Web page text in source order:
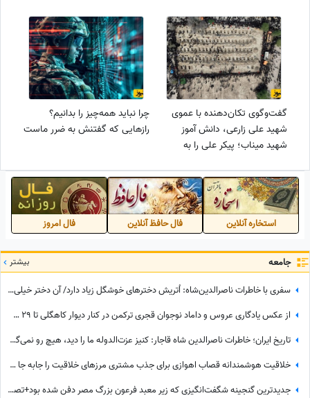
گفت‌وگوی تکان‌دهنده با عموی
شهید علی زارعی، دانش آموز
شهید میناب؛ پیکر علی را به
چرا نباید همه‌چیز را بدانیم؟
رازهایی که گفتنش به ضرر ماست
استخاره آنلاین فال حافظ آنلاین فال امروز
جامعه بیشتر
سفری با خاطرات ناصرالدین‌شاه: اُتریش دخترهای خوشگل زیاد دارد/ آن دختر خیلی‌ خوشگل‌تر وقتی به من دسته گل داد، مات و مبهوت شدم، نتوانستم راه بروم مردم ملتفت شدند، خندیدند!
از عکس یادگاری عروس و داماد نوجوان قجری ترکمن در کنار دیوار کاهگلی تا 29 سالگی مونیکا بلوچی با شال سفید پردار
تاریخ ایران؛ خاطرات ناصرالدین شاه قاجار: کنیز عزت‌الدوله ما را دید، هیچ رو نمی‌گرفت، بسیار خجالت کشیدیم و...
خلاقیت هوشمندانه قصاب اهوازی برای جذب مشتری مرزهای خلاقیت را جابه جا کرد/ مغزشو باید طلا گرفت +عکس
جدیدترین گنجینه شگفت‌انگیزی که زیر معبد فرعون بزرگ مصر دفن شده بود+تصاویر/ معبد فراعنه بعد از هر اکتشاف حیرت‌انگیزتر میشه